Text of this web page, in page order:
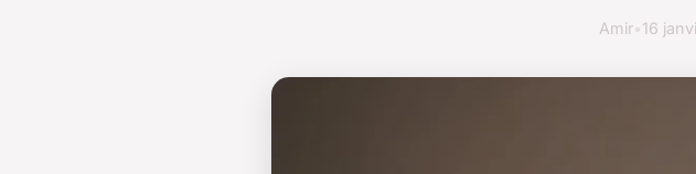
Amir• 16